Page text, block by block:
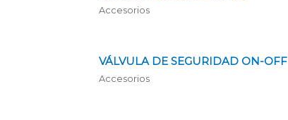
Accesorios
VÁLVULA DE SEGURIDAD ON-OFF
Accesorios